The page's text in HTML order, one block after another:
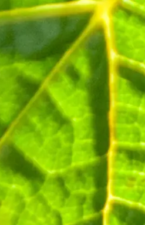
Fourmon -6ème génération à la
la Cuvée Royale Brut
sans ajout de sucre.
sa pureté ont conquis James
100 meilleurs vins français.
note de 94 points lors de sa
CLASSEMENT